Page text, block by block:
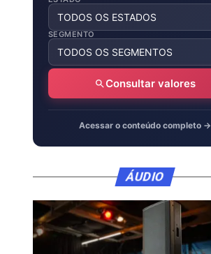
SEGMENTO
Consultar valores
Acessar o conteúdo completo →
ÁUDIO